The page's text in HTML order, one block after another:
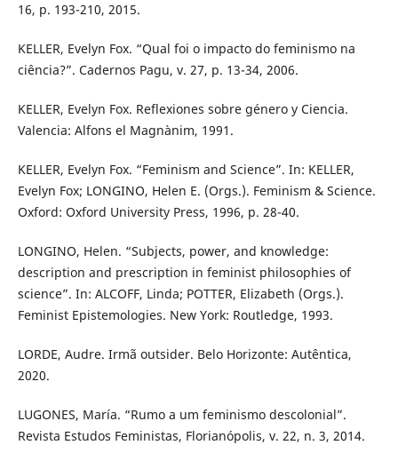
16, p. 193-210, 2015.
KELLER, Evelyn Fox. “Qual foi o impacto do feminismo na
ciência?”. Cadernos Pagu, v. 27, p. 13-34, 2006.
KELLER, Evelyn Fox. Reflexiones sobre género y Ciencia.
Valencia: Alfons el Magnànim, 1991.
KELLER, Evelyn Fox. “Feminism and Science”. In: KELLER,
Evelyn Fox; LONGINO, Helen E. (Orgs.). Feminism & Science.
Oxford: Oxford University Press, 1996, p. 28-40.
LONGINO, Helen. “Subjects, power, and knowledge:
description and prescription in feminist philosophies of
science”. In: ALCOFF, Linda; POTTER, Elizabeth (Orgs.).
Feminist Epistemologies. New York: Routledge, 1993.
LORDE, Audre. Irmã outsider. Belo Horizonte: Autêntica,
2020.
LUGONES, María. “Rumo a um feminismo descolonial”.
Revista Estudos Feministas, Florianópolis, v. 22, n. 3, 2014.